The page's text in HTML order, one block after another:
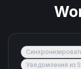
Уведомления из